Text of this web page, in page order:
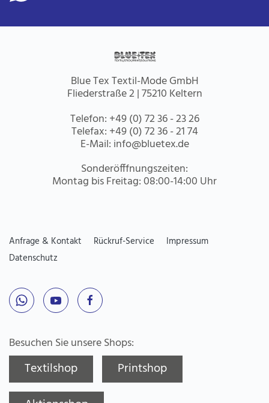
Blue Tex Textil-Mode GmbH
Fliederstraße 2 | 75210 Keltern
Telefon: +49 (0) 72 36 - 23 26
Telefax: +49 (0) 72 36 - 21 74
E-Mail: info@bluetex.de
Sonderöfffnungszeiten:
Montag bis Freitag: 08:00-14:00 Uhr
Anfrage & Kontakt Rückruf-Service
Impressum
Datenschutz
Besuchen Sie unsere Shops:
Textilshop
Printshop